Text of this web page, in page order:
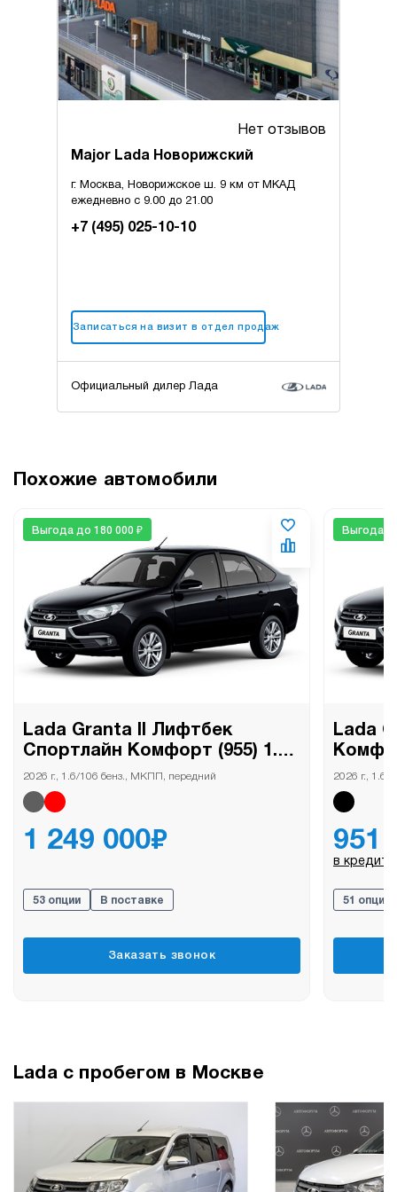
Кондиционер
Нет отзывов
Major Lada Новорижский
г. Москва, Новорижское ш. 9 км от МКАД
ежедневно с 9.00 до 21.00
+7 (495) 025-10-10
Записаться на визит в отдел продаж
Официальный дилер Лада
Похожие автомобили
Выгода до 180 000 ₽
Lada Granta II Лифтбек
Спортлайн Комфорт (955) 1.6
MT
2026 г., 1.6/106 бенз., МКПП, передний
1 249 000₽
53 опции В поставке
Заказать звонок
Выгода
Lada
2026 г., 1.6/
951
в кредит
51 опция
Lada с пробегом в Москве